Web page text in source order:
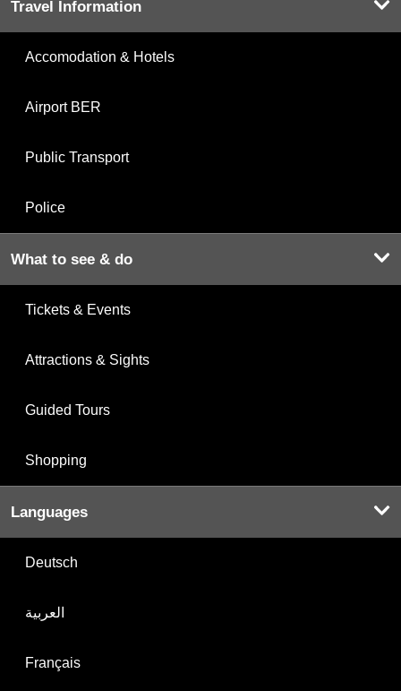
Travel Information
Accomodation & Hotels
Airport BER
Public Transport
Police
What to see & do
Tickets & Events
Attractions & Sights
Guided Tours
Shopping
Languages
Deutsch
العربية
Français